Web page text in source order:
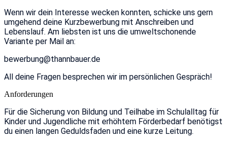
Wenn wir dein Interesse wecken konnten, schicke uns gern
umgehend deine Kurzbewerbung mit Anschreiben und
Lebenslauf. Am liebsten ist uns die umweltschonende
Variante per Mail an:
bewerbung@thannbauer.de
All deine Fragen besprechen wir im persönlichen Gespräch!
Anforderungen
Für die Sicherung von Bildung und Teilhabe im Schulalltag für
Kinder und Jugendliche mit erhöhtem Förderbedarf benötigst
du einen langen Geduldsfaden und eine kurze Leitung.